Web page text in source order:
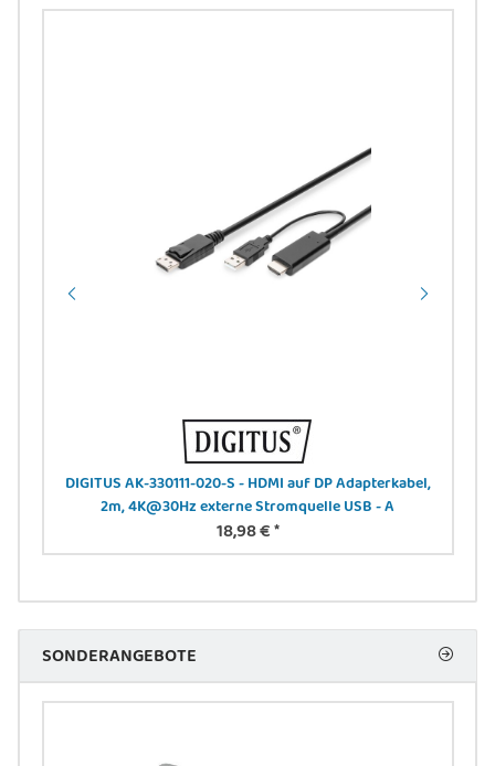
DIGITUS AK-330111-020-S - HDMI auf DP Adapterkabel,
2m, 4K@30Hz externe Stromquelle USB - A
18,98 €*
SONDERANGEBOTE